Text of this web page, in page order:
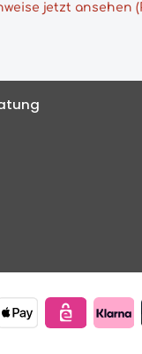
jetzt ansehen